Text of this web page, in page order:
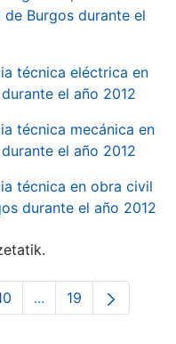
Burgos durante el
técnica eléctrica en
el año 2012
técnica mecánica en
el año 2012
técnica en obra civil
durante el año 2012
Use TAB to
Orrialdea
...Intermediate Pages
Orrialdea
19